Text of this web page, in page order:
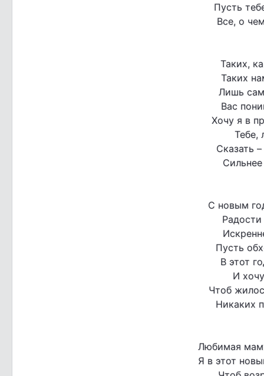
Пусть
Все, о
Таких,
Таких
Лишь
Вас
Хочу я в
Тебе,
Сказать
С новым
Пусть
В этот
И
Чтоб
Никаких
Любимая
Я в этот